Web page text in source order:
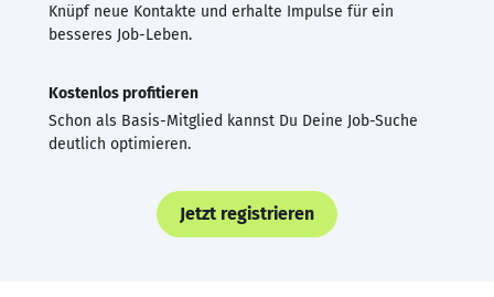
Knüpf neue Kontakte und erhalte Impulse für ein
besseres Job-Leben.
Kostenlos profitieren
Schon als Basis-Mitglied kannst Du Deine Job-Suche
deutlich optimieren.
Jetzt registrieren